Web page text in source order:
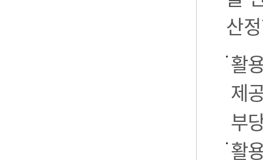
산
활
제
부
활